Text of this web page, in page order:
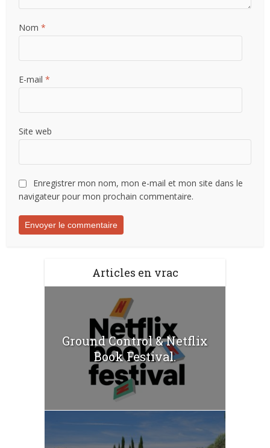
Nom*
E-mail*
Site web
Enregistrer mon nom, mon e-mail et mon site dans le
navigateur pour mon prochain commentaire.
Articles en vrac
Ground Control & Netflix
Book Festival.